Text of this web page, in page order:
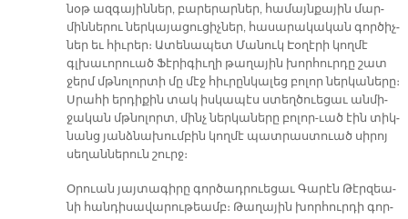
նօթ ազ­գա­յին­ներ, բա­րե­րար­ներ, հա­մայն­քա­յին մար­
մին­նե­րու ներ­կա­յա­ցու­ցիչ­ներ, հա­սա­րա­կա­կան գոր­ծիչ­
ներ եւ հիւ­րեր։ Ա­տե­նա­պետ Մա­նուկ Էօ­ղէ­րի կող­մէ
գլխա­ւո­րուած Ֆէ­րի­գիւ­ղի թա­ղա­յին խոր­հուր­դը շատ
ջերմ մթնո­լոր­տի մը մէջ հիւ­րըն­կա­լեց բո­լոր ներ­կա­նե­րը։
Սրա­հի եր­դի­քին տակ իս­կա­պէս ստեղ­ծուե­ցաւ ան­մի­
ջա­կան մթնո­լորտ, մինչ ներ­կա­նե­րը բո­լոր-ւած էին տիկ­
նանց յանձ­նա­խում­բին կող­մէ պատրաս­տուած սի­րոյ
սե­ղան­նե­րուն շուրջ։
Օ­րուան յայ­տա­գի­րը գոր­ծադ­րուե­ցաւ Գա­րէն Թէր­զեա­
նի հան­դի­սա­վա­րու­թեամբ։ Թա­ղա­յին խոր­հուր­դի գոր­